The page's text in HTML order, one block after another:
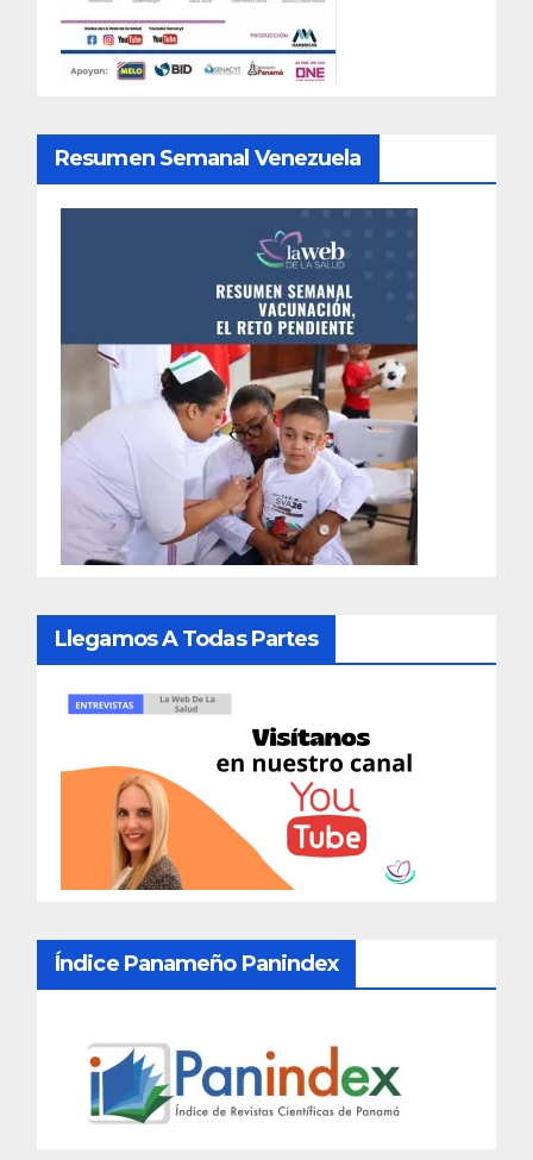
Resumen Semanal Venezuela
Llegamos A Todas Partes
Índice Panameño Panindex